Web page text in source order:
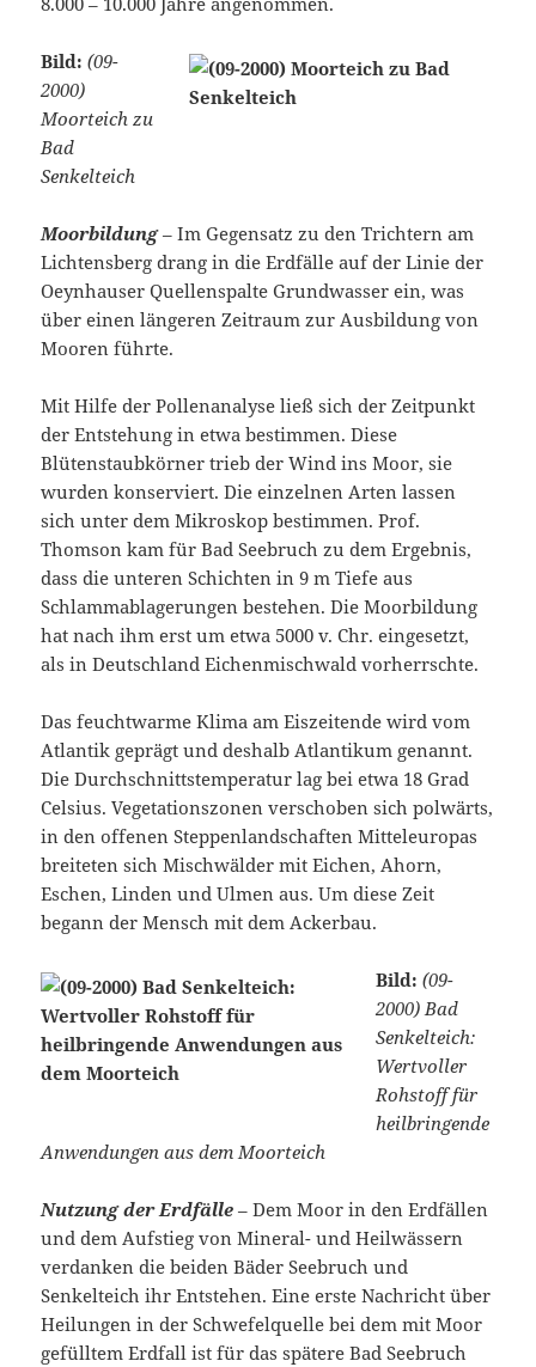
Bild:(09-
2000)
Moorteich zu
Bad
Senkelteich
Moorbildung– Im Gegensatz zu den Trichtern am
Lichtensberg drang in die Erdfälle auf der Linie der
Oeynhauser Quellenspalte Grundwasser ein, was
über einen längeren Zeitraum zur Ausbildung von
Mooren führte.
Mit Hilfe der Pollenanalyse ließ sich der Zeitpunkt
der Entstehung in etwa bestimmen. Diese
Blütenstaubkörner trieb der Wind ins Moor, sie
wurden konserviert. Die einzelnen Arten lassen
sich unter dem Mikroskop bestimmen. Prof.
Thomson kam für Bad Seebruch zu dem Ergebnis,
dass die unteren Schichten in 9 m Tiefe aus
Schlammablagerungen bestehen. Die Moorbildung
hat nach ihm erst um etwa 5000 v. Chr. eingesetzt,
als in Deutschland Eichenmischwald vorherrschte.
Das feuchtwarme Klima am Eiszeitende wird vom
Atlantik geprägt und deshalb Atlantikum genannt.
Die Durchschnittstemperatur lag bei etwa 18 Grad
Celsius. Vegetationszonen verschoben sich polwärts,
in den offenen Steppenlandschaften Mitteleuropas
breiteten sich Mischwälder mit Eichen, Ahorn,
Eschen, Linden und Ulmen aus. Um diese Zeit
begann der Mensch mit dem Ackerbau.
Bild:(09-
2000) Bad
Senkelteich:
Wertvoller
Rohstoff für
heilbringende
Anwendungen aus dem Moorteich
Nutzung der Erdfälle – Dem Moor in den Erdfällen
und dem Aufstieg von Mineral- und Heilwässern
verdanken die beiden Bäder Seebruch und
Senkelteich ihr Entstehen. Eine erste Nachricht über
Heilungen in der Schwefelquelle bei dem mit Moor
gefülltem Erdfall ist für das spätere Bad Seebruch